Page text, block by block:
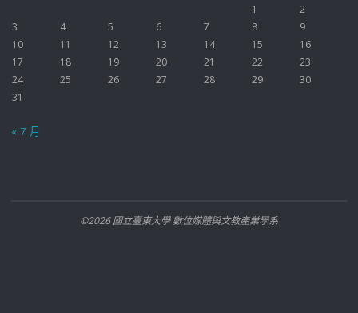
1
2
3
4 5 6 7 8
9
10
11 12 13 14 15
16
17
18 19 20 21 22
23
24
25 26 27 28 29
30
31
« 7 月
©2026 國立臺東大學 數位媒體與文教產業學系